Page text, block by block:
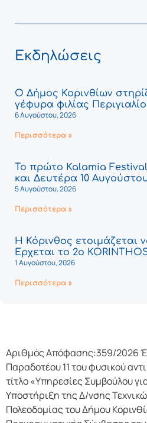
Εκδηλώσεις
Ο Δήμος Κορινθίων
γέφυρα φιλίας
6 Αυγούστου, 2026
Περισσότερα »
Το πρώτο Kalamia
και Δευτέρα 10
5 Αυγούστου, 2026
Περισσότερα »
Η Κόρινθος ετοιμάζεται
Έρχεται το 2ο
1 Αυγούστου, 2026
Περισσότερα »
Αριθμός Απόφασης:359/2026
Παραδοτέου 11 του φυσικού
τίτλο «Υπηρεσίες Συμβούλου
Υποστήριξη της Δ/νσης
Πολεοδομίας του Δήμου